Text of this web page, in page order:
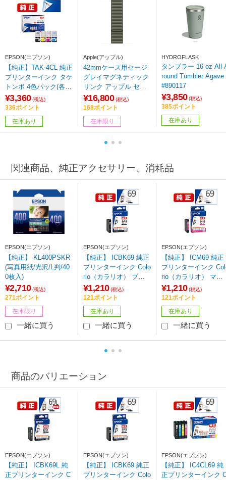
EPSON(エプソン)
【純正】TAK-4CL 純正
プリンターインク タケ
トンボ 4色パック(各12
ml)
¥3,360 (税込)
336ポイント
在庫あり
Apple(アップル)
42mmケース用セージ
グレイマグネティック
リンク アップル セー
ジグレイ MGDE4FE/A
¥16,800 (税込)
168ポイント
在庫限り
HYDROFLASK
タンブラー 16 oz All
round Tumbler Agave
#890117
¥3,850 (税込)
385ポイント
在庫あり
関連商品、純正アクセサリー、消耗品
EPSON(エプソン)
【純正】 KL400PSKR
(写真用紙/光沢/L判/40
0枚入)
¥2,710 (税込)
271ポイント
在庫限り
一緒に買う
EPSON(エプソン)
【純正】 ICBK69 純正
プリンターインク Colo
rio（カラリオ） ブラ
ック
¥1,210 (税込)
121ポイント
在庫あり
一緒に買う
EPSON(エプソン)
【純正】 ICM69 純正
プリンターインク
rio（カラリオ） マゼ
ンタ
¥1,210 (税込)
121ポイント
在庫あり
一緒に買う
商品のバリエーション
EPSON(エプソン)
【純正】 ICBK69L 純
正プリンターインク C
EPSON(エプソン)
【純正】 ICBK69 純正
プリンターインク Colo
EPSON(エプソン)
【純正】 IC4CL69 純
正プリンターインク